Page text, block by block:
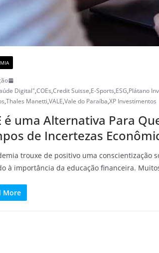
Digital",COEs,Credit Suisse,E-Sports,ESG,Plátano
,Thales Manetti,VALE,Vale do Paraíba,XP Investimentos
é uma Alternativa Para
de Incertezas
trouxe de positivo uma conscientização
à importância da educação financeira.
More